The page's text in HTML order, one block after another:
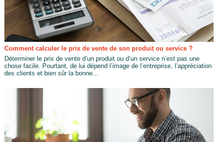
Comment calculer le prix de vente de son produit ou service ?
Déterminer le prix de vente d’un produit ou d’un service n’est pas une
chose facile. Pourtant, de lui dépend l’image de l’entreprise, l’appréciation
des clients et bien sûr la bonne...